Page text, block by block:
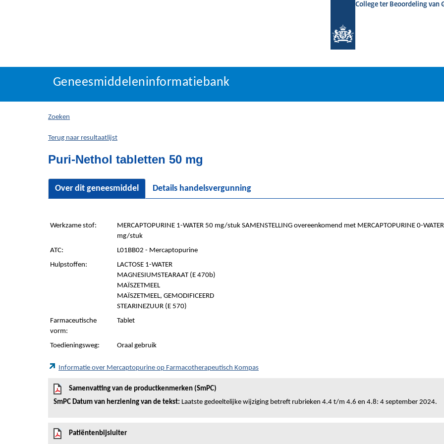
College ter Beoordeling van
Geneesmiddeleninformatiebank
U
hier:
Geneesmiddeleninformatiebank
Zoeken
Terug naar resultaatlijst
Puri-Nethol tabletten 50 mg
Over dit geneesmiddel Details handelsvergunning
Werkzame stof:
MERCAPTOPURINE 1-WATER 50 mg/stuk SAMENSTELLING overeenkomend met MERCAPTOPURINE 0-
mg/stuk
ATC:
L01BB02 - Mercaptopurine
Hulpstoffen:
LACTOSE 1-WATER
MAGNESIUMSTEARAAT (E 470b)
MAÏSZETMEEL
MAÏSZETMEEL, GEMODIFICEERD
STEARINEZUUR (E 570)
Farmaceutische
vorm:
Tablet
Toedieningsweg: Oraal gebruik
Informatie over Mercaptopurine op Farmacotherapeutisch Kompas
Samenvatting van de productkenmerken (SmPC)
SmPC Datum van herziening van de tekst: Laatste gedeeltelijke wijziging betreft rubrieken 4.4 t/m 4.6 en 4.8: 4 september 2024.
Patiëntenbijsluiter